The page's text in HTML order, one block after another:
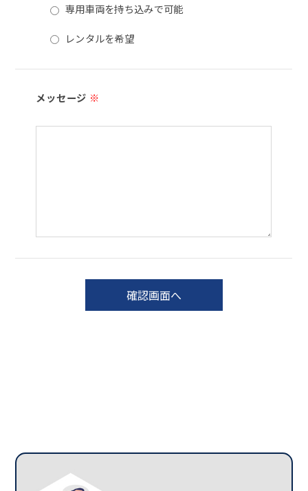
専用車両を持ち込みで可能
レンタルを希望
メッセージ ※